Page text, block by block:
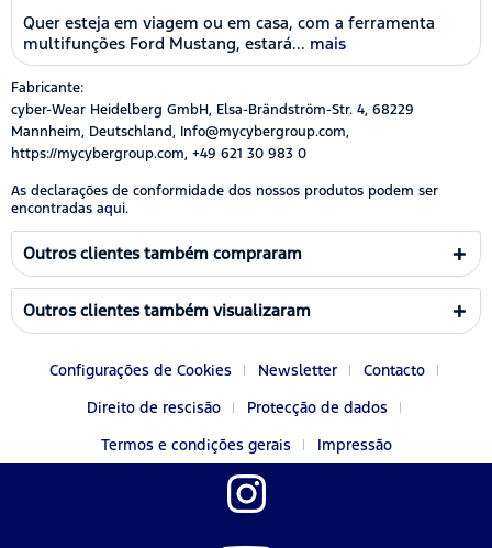
Quer esteja em viagem ou em casa, com a ferramenta
multifunções Ford Mustang, estará... mais
Fabricante:
cyber-Wear Heidelberg GmbH, Elsa-Brändström-Str. 4, 68229
Mannheim, Deutschland, Info@mycybergroup.com,
https://mycybergroup.com, +49 621 30 983 0
As declarações de conformidade dos nossos produtos podem ser
encontradas aqui.
Outros clientes também compraram
Outros clientes também visualizaram
Configurações de Cookies Newsletter
Contacto
Direito de rescisão
Protecção de dados
Termos e condições gerais
Impressão